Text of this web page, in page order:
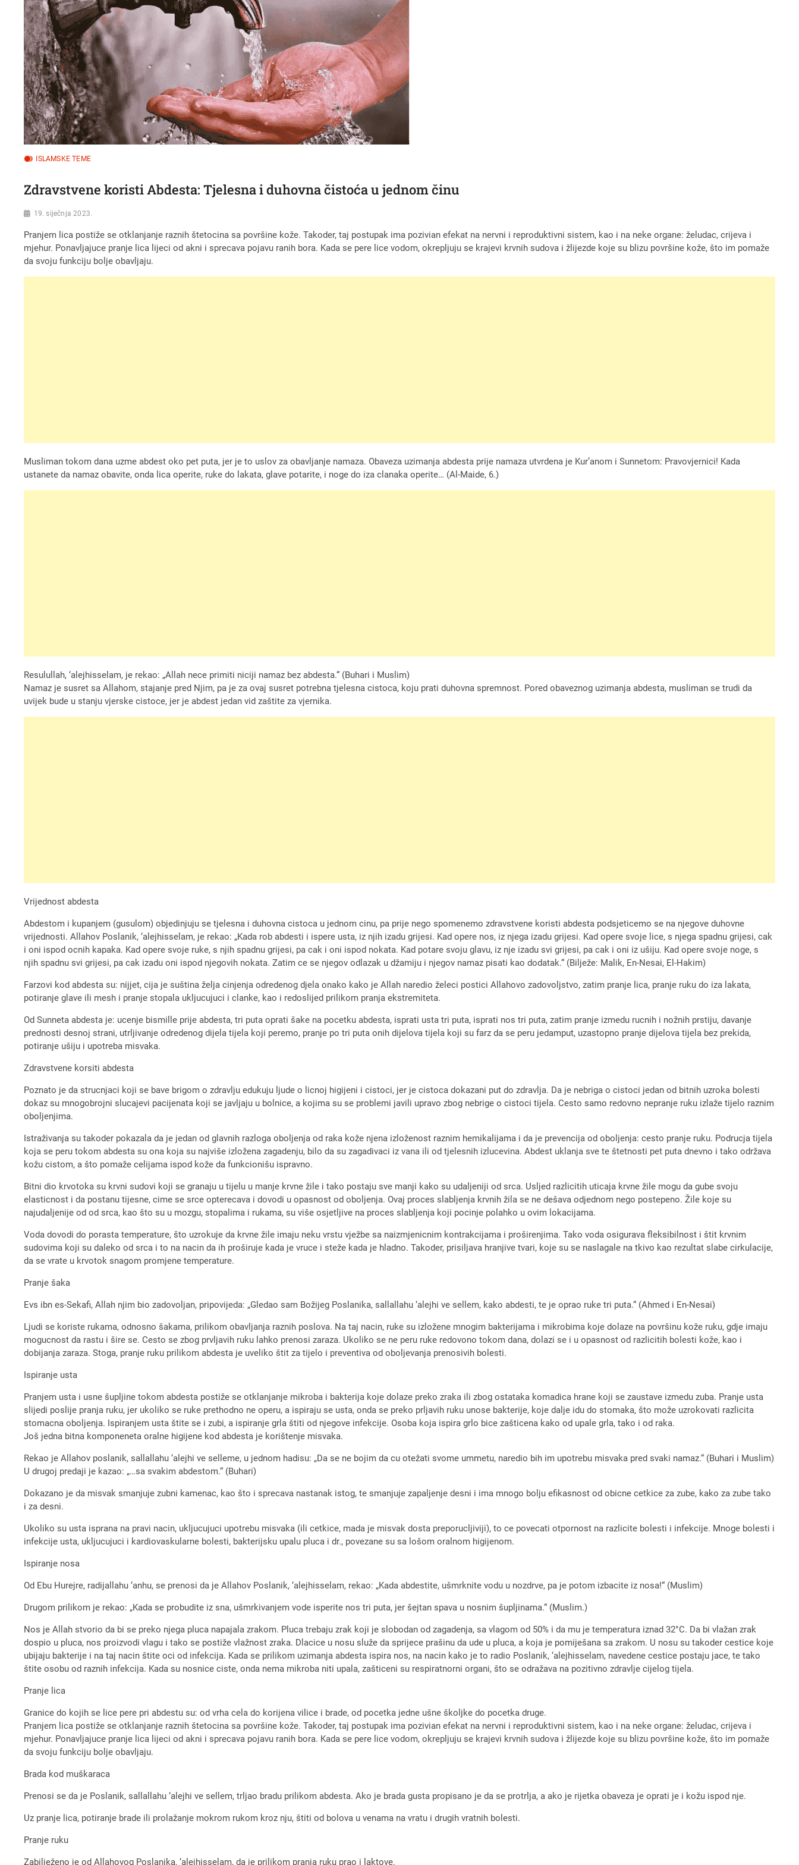
ISLAMSKE TEME
Zdravstvene koristi Abdesta: Tjelesna i duhovna čistoća u jednom činu
19. siječnja 2023.
Pranjem lica postiže se otklanjanje raznih štetocina sa površine kože. Takoder, taj postupak ima pozivian efekat na nervni i reproduktivni sistem, kao i na neke organe: želudac, crijeva i
mjehur. Ponavljajuce pranje lica lijeci od akni i sprecava pojavu ranih bora. Kada se pere lice vodom, okrepljuju se krajevi krvnih sudova i žlijezde koje su blizu površine kože, što im pomaže
da svoju funkciju bolje obavljaju.
Musliman tokom dana uzme abdest oko pet puta, jer je to uslov za obavljanje namaza. Obaveza uzimanja abdesta prije namaza utvrdena je Kur’anom i Sunnetom: Pravovjernici! Kada
ustanete da namaz obavite, onda lica operite, ruke do lakata, glave potarite, i noge do iza clanaka operite… (Al-Maide, 6.)
Resulullah, ‘alejhisselam, je rekao: „Allah nece primiti niciji namaz bez abdesta.“ (Buhari i Muslim)
Namaz je susret sa Allahom, stajanje pred Njim, pa je za ovaj susret potrebna tjelesna cistoca, koju prati duhovna spremnost. Pored obaveznog uzimanja abdesta, musliman se trudi da
uvijek bude u stanju vjerske cistoce, jer je abdest jedan vid zaštite za vjernika.
Vrijednost abdesta
Abdestom i kupanjem (gusulom) objedinjuju se tjelesna i duhovna cistoca u jednom cinu, pa prije nego spomenemo zdravstvene koristi abdesta podsjeticemo se na njegove duhovne
vrijednosti. Allahov Poslanik, ‘alejhisselam, je rekao: „Kada rob abdesti i ispere usta, iz njih izadu grijesi. Kad opere nos, iz njega izadu grijesi. Kad opere svoje lice, s njega spadnu grijesi, cak
i oni ispod ocnih kapaka. Kad opere svoje ruke, s njih spadnu grijesi, pa cak i oni ispod nokata. Kad potare svoju glavu, iz nje izadu svi grijesi, pa cak i oni iz ušiju. Kad opere svoje noge, s
njih spadnu svi grijesi, pa cak izadu oni ispod njegovih nokata. Zatim ce se njegov odlazak u džamiju i njegov namaz pisati kao dodatak.“ (Bilježe: Malik, En-Nesai, El-Hakim)
Farzovi kod abdesta su: nijjet, cija je suština želja cinjenja odredenog djela onako kako je Allah naredio želeci postici Allahovo zadovoljstvo, zatim pranje lica, pranje ruku do iza lakata,
potiranje glave ili mesh i pranje stopala ukljucujuci i clanke, kao i redoslijed prilikom pranja ekstremiteta.
Od Sunneta abdesta je: ucenje bismille prije abdesta, tri puta oprati šake na pocetku abdesta, isprati usta tri puta, isprati nos tri puta, zatim pranje izmedu rucnih i nožnih prstiju, davanje
prednosti desnoj strani, utrljivanje odredenog dijela tijela koji peremo, pranje po tri puta onih dijelova tijela koji su farz da se peru jedamput, uzastopno pranje dijelova tijela bez prekida,
potiranje ušiju i upotreba misvaka.
Zdravstvene korsiti abdesta
Poznato je da strucnjaci koji se bave brigom o zdravlju edukuju ljude o licnoj higijeni i cistoci, jer je cistoca dokazani put do zdravlja. Da je nebriga o cistoci jedan od bitnih uzroka bolesti
dokaz su mnogobrojni slucajevi pacijenata koji se javljaju u bolnice, a kojima su se problemi javili upravo zbog nebrige o cistoci tijela. Cesto samo redovno nepranje ruku izlaže tijelo raznim
oboljenjima.
Istraživanja su takoder pokazala da je jedan od glavnih razloga oboljenja od raka kože njena izloženost raznim hemikalijama i da je prevencija od oboljenja: cesto pranje ruku. Podrucja tijela
koja se peru tokom abdesta su ona koja su najviše izložena zagadenju, bilo da su zagadivaci iz vana ili od tjelesnih izlucevina. Abdest uklanja sve te štetnosti pet puta dnevno i tako održava
kožu cistom, a što pomaže celijama ispod kože da funkcionišu ispravno.
Bitni dio krvotoka su krvni sudovi koji se granaju u tijelu u manje krvne žile i tako postaju sve manji kako su udaljeniji od srca. Usljed razlicitih uticaja krvne žile mogu da gube svoju
elasticnost i da postanu tijesne, cime se srce opterecava i dovodi u opasnost od oboljenja. Ovaj proces slabljenja krvnih žila se ne dešava odjednom nego postepeno. Žile koje su
najudaljenije od od srca, kao što su u mozgu, stopalima i rukama, su više osjetljive na proces slabljenja koji pocinje polahko u ovim lokacijama.
Voda dovodi do porasta temperature, što uzrokuje da krvne žile imaju neku vrstu vježbe sa naizmjenicnim kontrakcijama i proširenjima. Tako voda osigurava fleksibilnost i štit krvnim
sudovima koji su daleko od srca i to na nacin da ih proširuje kada je vruce i steže kada je hladno. Takoder, prisiljava hranjive tvari, koje su se naslagale na tkivo kao rezultat slabe cirkulacije,
da se vrate u krvotok snagom promjene temperature.
Pranje šaka
Evs ibn es-Sekafi, Allah njim bio zadovoljan, pripovijeda: „Gledao sam Božijeg Poslanika, sallallahu ‘alejhi ve sellem, kako abdesti, te je oprao ruke tri puta.“ (Ahmed i En-Nesai)
Ljudi se koriste rukama, odnosno šakama, prilikom obavljanja raznih poslova. Na taj nacin, ruke su izložene mnogim bakterijama i mikrobima koje dolaze na površinu kože ruku, gdje imaju
mogucnost da rastu i šire se. Cesto se zbog prvljavih ruku lahko prenosi zaraza. Ukoliko se ne peru ruke redovono tokom dana, dolazi se i u opasnost od razlicitih bolesti kože, kao i
dobijanja zaraza. Stoga, pranje ruku prilikom abdesta je uveliko štit za tijelo i preventiva od oboljevanja prenosivih bolesti.
Ispiranje usta
Pranjem usta i usne šupljine tokom abdesta postiže se otklanjanje mikroba i bakterija koje dolaze preko zraka ili zbog ostataka komadica hrane koji se zaustave izmedu zuba. Pranje usta
slijedi poslije pranja ruku, jer ukoliko se ruke prethodno ne operu, a ispiraju se usta, onda se preko prljavih ruku unose bakterije, koje dalje idu do stomaka, što može uzrokovati razlicita
stomacna oboljenja. Ispiranjem usta štite se i zubi, a ispiranje grla štiti od njegove infekcije. Osoba koja ispira grlo bice zašticena kako od upale grla, tako i od raka.
Još jedna bitna komponeneta oralne higijene kod abdesta je korištenje misvaka.
Rekao je Allahov poslanik, sallallahu ‘alejhi ve selleme, u jednom hadisu: „Da se ne bojim da cu otežati svome ummetu, naredio bih im upotrebu misvaka pred svaki namaz.“ (Buhari i Muslim)
U drugoj predaji je kazao: „…sa svakim abdestom.“ (Buhari)
Dokazano je da misvak smanjuje zubni kamenac, kao što i sprecava nastanak istog, te smanjuje zapaljenje desni i ima mnogo bolju efikasnost od obicne cetkice za zube, kako za zube tako
i za desni.
Ukoliko su usta isprana na pravi nacin, ukljucujuci upotrebu misvaka (ili cetkice, mada je misvak dosta preporucljiviji), to ce povecati otpornost na razlicite bolesti i infekcije. Mnoge bolesti i
infekcije usta, ukljucujuci i kardiovaskularne bolesti, bakterijsku upalu pluca i dr., povezane su sa lošom oralnom higijenom.
Ispiranje nosa
Od Ebu Hurejre, radijallahu ‘anhu, se prenosi da je Allahov Poslanik, ‘alejhisselam, rekao: „Kada abdestite, ušmrknite vodu u nozdrve, pa je potom izbacite iz nosa!“ (Muslim)
Drugom prilikom je rekao: „Kada se probudite iz sna, ušmrkivanjem vode isperite nos tri puta, jer šejtan spava u nosnim šupljinama.“ (Muslim.)
Nos je Allah stvorio da bi se preko njega pluca napajala zrakom. Pluca trebaju zrak koji je slobodan od zagadenja, sa vlagom od 50% i da mu je temperatura iznad 32°C. Da bi vlažan zrak
dospio u pluca, nos proizvodi vlagu i tako se postiže vlažnost zraka. Dlacice u nosu služe da sprijece prašinu da ude u pluca, a koja je pomiješana sa zrakom. U nosu su takoder cestice koje
ubijaju bakterije i na taj nacin štite oci od infekcija. Kada se prilikom uzimanja abdesta ispira nos, na nacin kako je to radio Poslanik, ‘alejhisselam, navedene cestice postaju jace, te tako
štite osobu od raznih infekcija. Kada su nosnice ciste, onda nema mikroba niti upala, zašticeni su respiratnorni organi, što se odražava na pozitivno zdravlje cijelog tijela.
Pranje lica
Granice do kojih se lice pere pri abdestu su: od vrha cela do korijena vilice i brade, od pocetka jedne ušne školjke do pocetka druge.
Pranjem lica postiže se otklanjanje raznih štetocina sa površine kože. Takoder, taj postupak ima pozivian efekat na nervni i reproduktivni sistem, kao i na neke organe: želudac, crijeva i
mjehur. Ponavljajuce pranje lica lijeci od akni i sprecava pojavu ranih bora. Kada se pere lice vodom, okrepljuju se krajevi krvnih sudova i žlijezde koje su blizu površine kože, što im pomaže
da svoju funkciju bolje obavljaju.
Brada kod muškaraca
Prenosi se da je Poslanik, sallallahu ‘alejhi ve sellem, trljao bradu prilikom abdesta. Ako je brada gusta propisano je da se protrlja, a ako je rijetka obaveza je oprati je i kožu ispod nje.
Uz pranje lica, potiranje brade ili prolažanje mokrom rukom kroz nju, štiti od bolova u venama na vratu i drugih vratnih bolesti.
Pranje ruku
Zabilježeno je od Allahovog Poslanika, ‘alejhisselam, da je prilikom pranja ruku prao i laktove.